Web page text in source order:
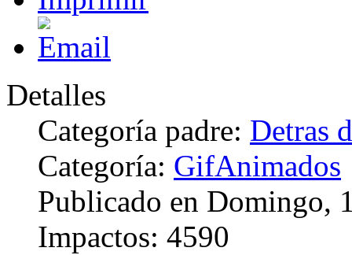
Detalles
Categoría padre: Detras
Categoría: GifAnimados
Publicado en Domingo,
Impactos: 4590